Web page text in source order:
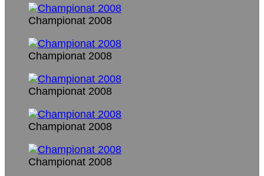
Championat 2008
Championat 2008
Championat 2008
Championat 2008
Championat 2008